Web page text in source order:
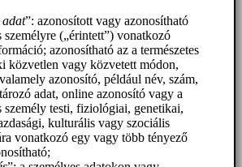
adat”: azonosított vagy azonosítható
személyre („érintett”) vonatkozó
azonosítható az a természetes
közvetlen vagy közvetett módon,
azonosító, például név, szám,
adat, online azonosító vagy a
személy testi, fiziológiai, genetikai,
kulturális vagy szociális
vonatkozó egy vagy több tényező